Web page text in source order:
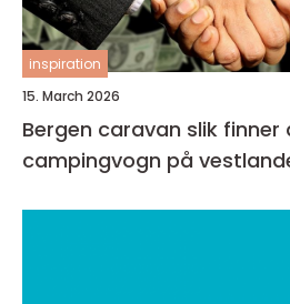
inspiration
15. March 2026
Bergen caravan slik finner du riktig bobil og
campingvogn på